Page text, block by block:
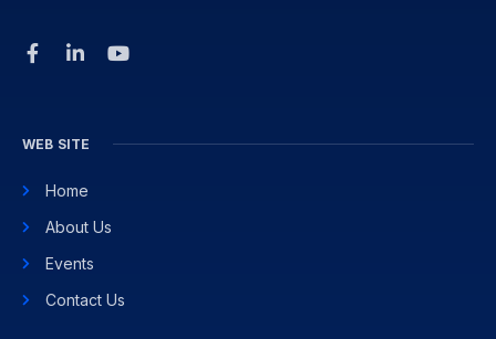
WEB SITE
Home
About Us
Events
Contact Us